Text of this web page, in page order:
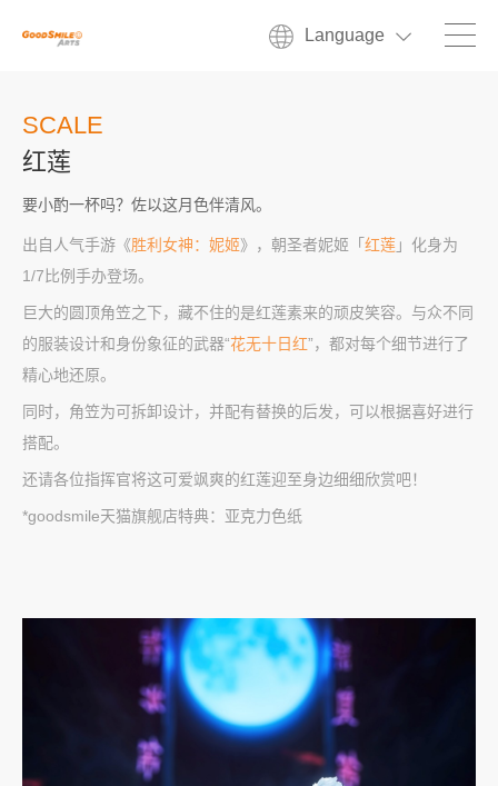
Language
SCALE
红莲
要小酌一杯吗？佐以这月色伴清风。
出自人气手游《胜利女神：妮姬》，朝圣者妮姬「 红莲 」化身为
1/7比例手办登场。
巨大的圆顶角笠之下，藏不住的是红莲素来的顽皮笑容。与众不同
的服装设计和身份象征的武器“花无十日红”，都对每个细节进行了
精心地还原。
同时，角笠为可拆卸设计，并配有替换的后发，可以根据喜好进行
搭配。
还请各位指挥官将这可爱飒爽的红莲迎至身边细细欣赏吧！
*goodsmile天猫旗舰店特典：亚克力色纸